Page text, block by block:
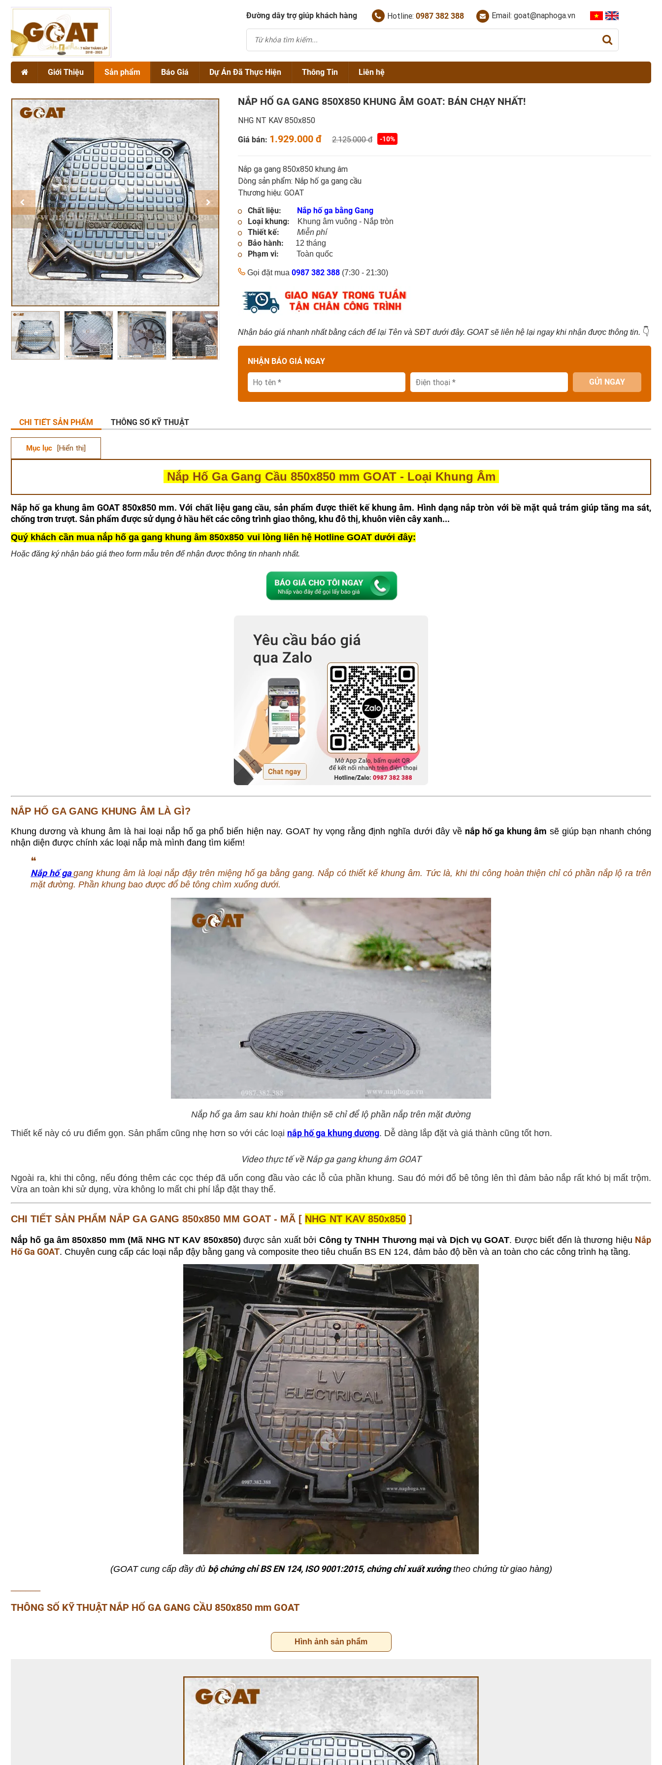
Đường dây trợ giúp khách hàng Hotline: 0987 382 388 Email: goat@naphoga.vn
Giới Thiệu
Giới thiệu chung
Chứng chỉ chất lượng GOAT
Sản phẩm
NẮP HỐ GA
NẮP HỐ GA GANG
NẮP HỐ GA COMPOSITE
SONG CHẮN RÁC
SONG CHẮN RÁC GANG
TẤM SÀN GRATING
BÓ VỈA GANG CẦU
VẬT TƯ CÔNG TRÌNH
NẮP BỂ CÁP
NẮP GANIVO
TẤM GHI BẢO VỆ GỐC CÂY
PHỄU THU NƯỚC MẶT CẦU - TẦNG HẦM - SÂN VƯỜN
NẮP THOÁT NƯỚC SÂN GOLF
CÁC SẢN PHẨM GANG - COMPOSITE KHÁC
Báo Giá Dự Án Đã Thực Hiện
Dự án
Thông Tin
Chính Sách Bán Hàng
Vật liệu Gang
Vật liệu Composite
Liên hệ
NẮP HỐ GA GANG 850X850 KHUNG ÂM GOAT: BÁN CHẠY NHẤT!
NHG NT KAV 850x850
Giá bán: 1.929.000 đ 2.125.000 đ -10%
Nắp ga gang 850x850 khung âm
Dòng sản phẩm: Nắp hố ga gang cầu
Thương hiệu: GOAT
Chất liệu:
Nắp hố ga bằng Gang
Loại khung:
Khung âm vuông - Nắp tròn
Thiết kế: Miễn phí
Bảo hành: 12 tháng
Phạm vi: Toàn quốc
Gọi đặt mua 0987 382 388 (7:30 - 21:30)
Nhận báo giá nhanh nhất bằng cách để lại Tên và SĐT dưới đây. GOAT sẽ liên hệ lại ngay khi nhận được thông tin. 👇
NHẬN BÁO GIÁ NGAY
GỬI NGAY
CHI TIẾT SẢN PHẨM THÔNG SỐ KỸ THUẬT
Mục lục [Hiển thị]
Nắp Hố Ga Gang Cầu 850x850 mm GOAT - Loại Khung Âm
Nắp hố ga khung âm GOAT 850x850 mm. Với chất liệu gang cầu, sản phẩm được thiết kế khung âm. Hình dạng nắp tròn với bề mặt quả trám giúp tăng ma sát,
chống trơn trượt. Sản phẩm được sử dụng ở hầu hết các công trình giao thông, khu đô thị, khuôn viên cây xanh...
Quý khách cần mua nắp hố ga gang khung âm 850x850 vui lòng liên hệ Hotline GOAT dưới đây:
Hoặc đăng ký nhận báo giá theo form mẫu trên để nhận được thông tin nhanh nhất.
NẮP HỐ GA GANG KHUNG ÂM LÀ GÌ?
Khung dương và khung âm là hai loại nắp hố ga phổ biến hiện nay. GOAT hy vọng rằng định nghĩa dưới đây về nắp hố ga khung âm sẽ giúp bạn nhanh chóng
nhận diện được chính xác loại nắp mà mình đang tìm kiếm!
❝
Nắp hố gagang khung âm là loại nắp đậy trên miệng hố ga bằng gang. Nắp có thiết kế khung âm. Tức là, khi thi công hoàn thiện chỉ có phần nắp lộ ra trên
mặt đường. Phần khung bao được đổ bê tông chìm xuống dưới.
Nắp hố ga âm sau khi hoàn thiện sẽ chỉ để lộ phần nắp trên mặt đường
Thiết kế này có ưu điểm gọn. Sản phẩm cũng nhẹ hơn so với các loại nắp hố ga khung dương. Dễ dàng lắp đặt và giá thành cũng tốt hơn.
Video thực tế về Nắp ga gang khung âm GOAT
Ngoài ra, khi thi công, nếu đóng thêm các cọc thép đã uốn cong đầu vào các lỗ của phần khung. Sau đó mới đổ bê tông lên thì đảm bảo nắp rất khó bị mất trộm.
Vừa an toàn khi sử dụng, vừa không lo mất chi phí lắp đặt thay thế.
CHI TIẾT SẢN PHẨM NẮP GA GANG 850x850 MM GOAT - MÃ [ NHG NT KAV 850x850 ]
Nắp hố ga âm 850x850 mm (Mã NHG NT KAV 850x850) được sản xuất bởi Công ty TNHH Thương mại và Dịch vụ GOAT. Được biết đến là thương hiệu Nắp
Hố Ga GOAT. Chuyên cung cấp các loại nắp đậy bằng gang và composite theo tiêu chuẩn BS EN 124, đảm bảo độ bền và an toàn cho các công trình hạ tầng.
(GOAT cung cấp đầy đủ bộ chứng chỉ BS EN 124, ISO 9001:2015, chứng chỉ xuất xưởngtheo chứng từ giao hàng)
THÔNG SỐ KỸ THUẬT NẮP HỐ GA GANG CẦU 850x850 mm GOAT
Hình ảnh sản phẩm